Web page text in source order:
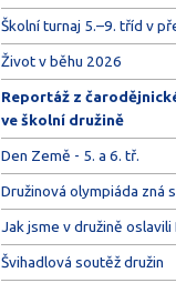
Školní turnaj 5.–9. tříd v
Život v běhu 2026
Reportáž z
ve školní družině
Den Země - 5. a 6. tř.
Družinová olympiáda zná
Jak jsme v družině oslavili
Švihadlová soutěž družin